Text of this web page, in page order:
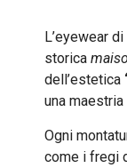
L’eyewear
storica
dell’estetica
una
Ogni
come i fregi